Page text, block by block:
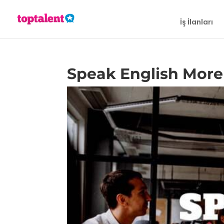
İş İlanları
Speak English